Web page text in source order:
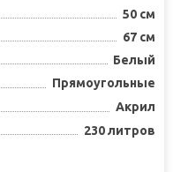
50 см
67 см
Белый
Прямоугольные
Акрил
230 литров